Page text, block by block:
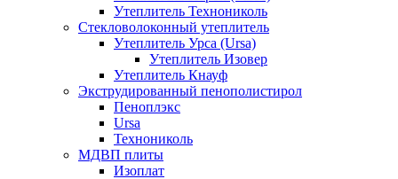
Утеплитель Технониколь
Стекловолоконный утеплитель
Утеплитель Урса (Ursa)
Утеплитель Изовер
Утеплитель Кнауф
Экструдированный пенополистирол
Пеноплэкс
Ursa
Технониколь
МДВП плиты
Изоплат